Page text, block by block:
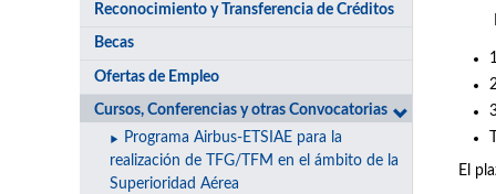
Reconocimiento y Transferencia de Créditos
Becas
Ofertas de Empleo
Cursos, Conferencias y otras Convocatorias
Programa Airbus-ETSIAE para la
realización de TFG/TFM en el ámbito de la
Superioridad Aérea
El